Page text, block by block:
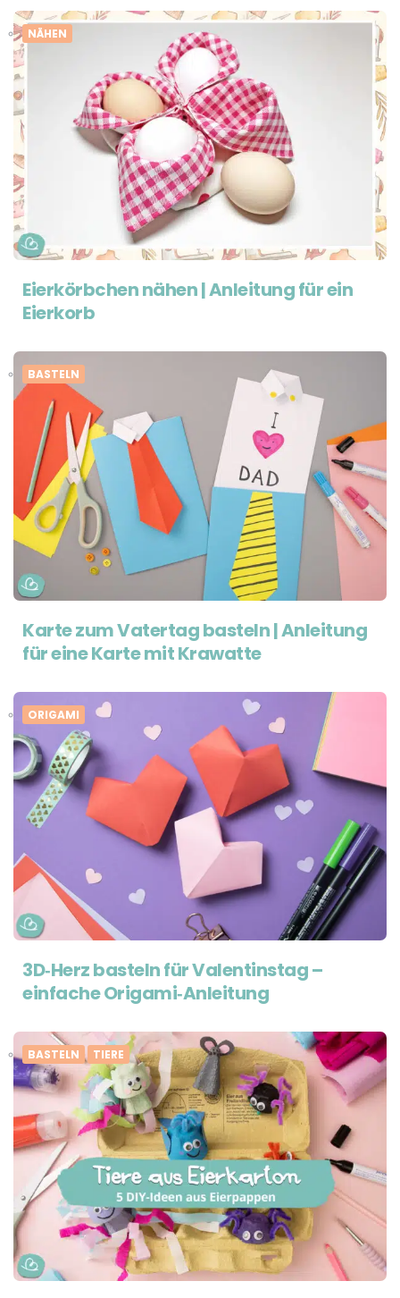
NÄHEN
Eierkörbchen nähen | Anleitung für ein
Eierkorb
BASTELN
Karte zum Vatertag basteln | Anleitung
für eine Karte mit Krawatte
ORIGAMI
3D‑Herz basteln für Valentinstag –
einfache Origami‑Anleitung
BASTELN TIERE